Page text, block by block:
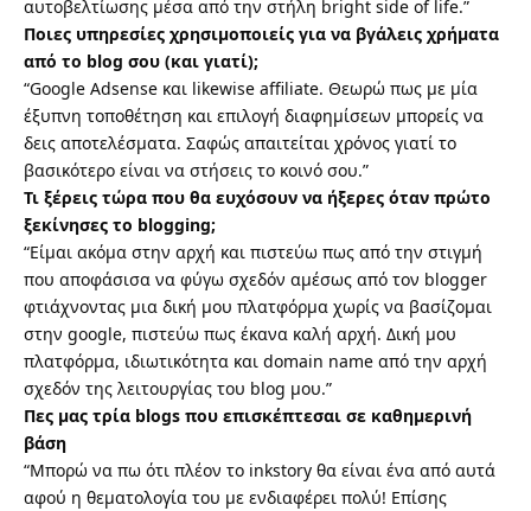
αυτοβελτίωσης μέσα από την στήλη bright side of life.”
Ποιες υπηρεσίες χρησιμοποιείς για να βγάλεις χρήματα
από το blog σου (και γιατί);
“Google Adsense και likewise affiliate. Θεωρώ πως με μία
έξυπνη τοποθέτηση και επιλογή διαφημίσεων μπορείς να
δεις αποτελέσματα. Σαφώς απαιτείται χρόνος γιατί το
βασικότερο είναι να στήσεις το κοινό σου.”
Τι ξέρεις τώρα που θα ευχόσουν να ήξερες όταν πρώτο
ξεκίνησες το blogging;
“Είμαι ακόμα στην αρχή και πιστεύω πως από την στιγμή
που αποφάσισα να φύγω σχεδόν αμέσως από τον blogger
φτιάχνοντας μια δική μου πλατφόρμα χωρίς να βασίζομαι
στην google, πιστεύω πως έκανα καλή αρχή. Δική μου
πλατφόρμα, ιδιωτικότητα και domain name από την αρχή
σχεδόν της λειτουργίας του blog μου.”
Πες μας τρία blogs που επισκέπτεσαι σε καθημερινή
βάση
“Μπορώ να πω ότι πλέον το inkstory θα είναι ένα από αυτά
αφού η θεματολογία του με ενδιαφέρει πολύ! Επίσης